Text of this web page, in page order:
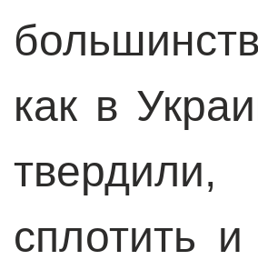
как в
сплотить